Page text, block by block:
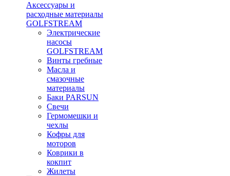
Аксессуары и
расходные материалы
GOLFSTREAM
Электрические
насосы
GOLFSTREAM
Винты гребные
Масла и
смазочные
материалы
Баки PARSUN
Свечи
Гермомешки и
чехлы
Кофры для
моторов
Коврики в
кокпит
Жилеты